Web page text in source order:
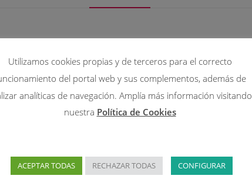
Utilizamos cookies propias y de terceros para el correcto
del portal web y sus complementos, además de
analíticas de navegación. Amplía más información visitando
nuestra Política de Cookies
ACEPTAR TODAS RECHAZAR TODAS CONFIGURAR